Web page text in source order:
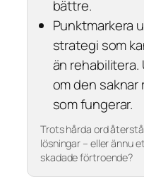
bättre.
Punktmarkera
strategi som
än rehabilitera.
om den
som fungerar.
Trots hårda ord
lösningar – eller ännu
skadade förtroende?